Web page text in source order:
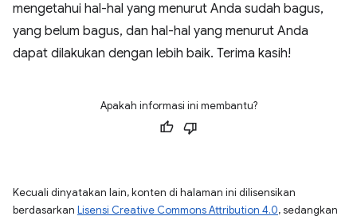
mengetahui hal-hal yang menurut Anda sudah bagus,
yang belum bagus, dan hal-hal yang menurut Anda
dapat dilakukan dengan lebih baik. Terima kasih!
Apakah informasi ini membantu?
Kecuali dinyatakan lain, konten di halaman ini dilisensikan
berdasarkan Lisensi Creative Commons Attribution 4.0, sedangkan